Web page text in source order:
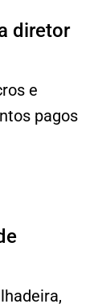
diretor
e
pagos